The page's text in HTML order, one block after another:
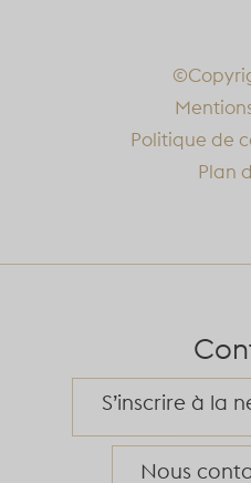
Politique de
Plan
S’inscrire à la
Nous